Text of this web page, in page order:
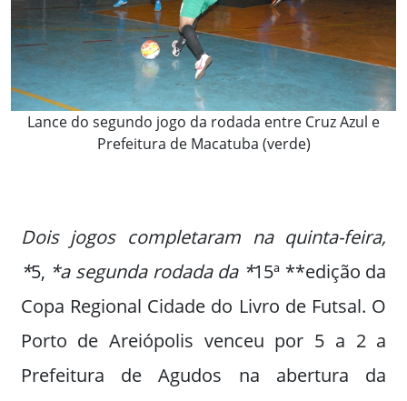
Lance do segundo jogo da rodada entre Cruz Azul e
Prefeitura de Macatuba (verde)
Dois jogos completaram na quinta-feira,
*5, *a segunda rodada da *15ª **edição da
Copa Regional Cidade do Livro de Futsal. O
Porto de Areiópolis venceu por 5 a 2 a
Prefeitura de Agudos na abertura da